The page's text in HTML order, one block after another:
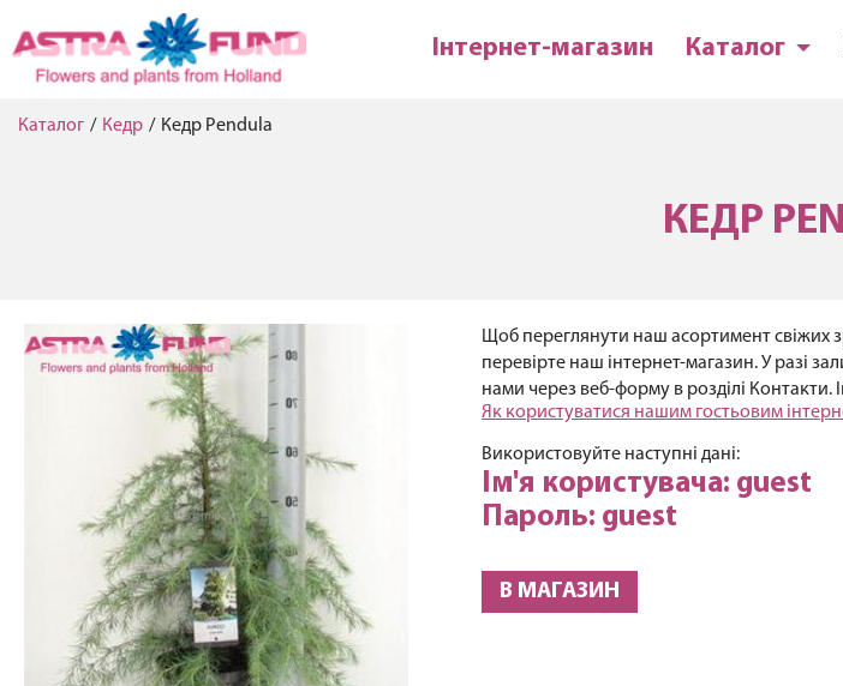
Інтернет-магазин Каталог
Каталог / Кедр / Кедр Pendula
КЕДР
Щоб переглянути наш асортимент свіжих
перевірте наш інтернет-магазин. У разі
нами через веб-форму в розділі Контакти.
Як користуватися нашим гостьовим
Використовуйте наступні дані:
Ім'я користувача: guest
Пароль: guest
В МАГАЗИН